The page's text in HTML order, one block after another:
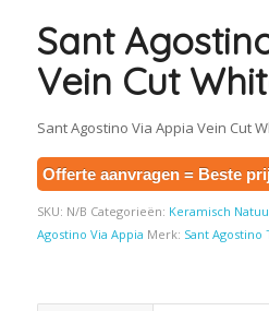
Sant
Vein Cut
Sant Agostino Via Appia Vein Cut
Offerte aanvragen = Beste
SKU: N/B Categorieën: Keramisch
Agostino Via Appia Merk: Sant Agostino